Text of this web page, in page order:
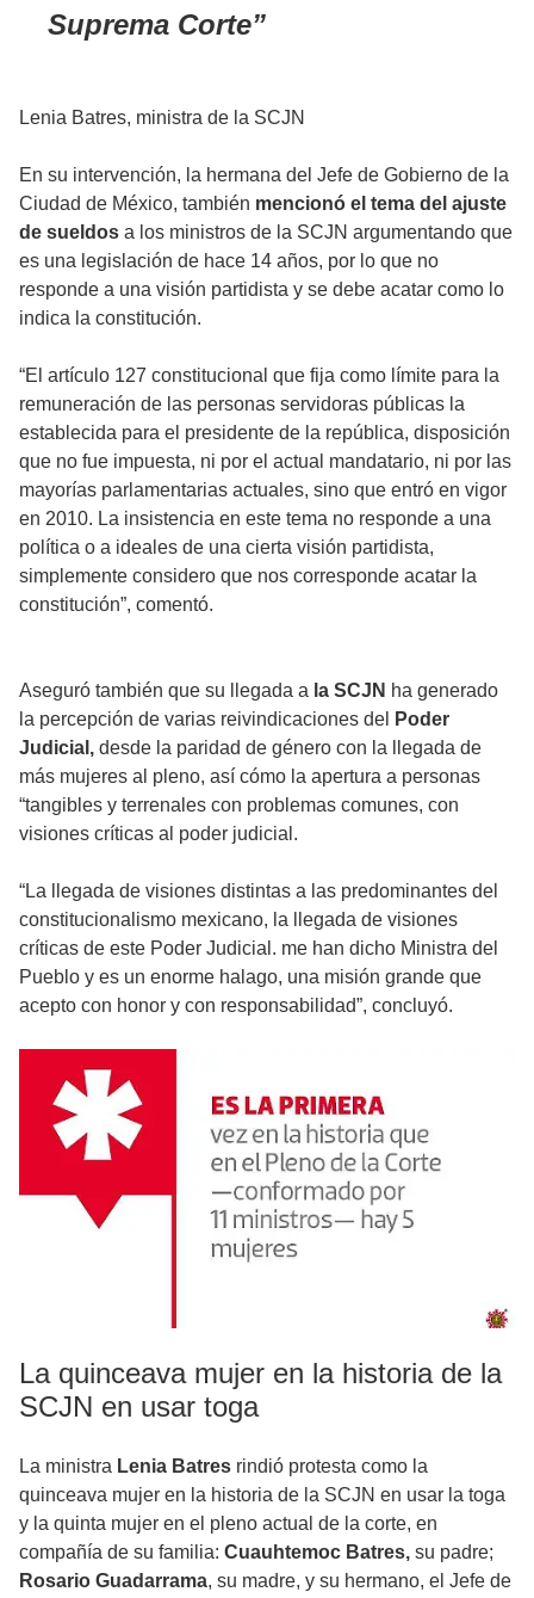
Suprema Corte
Lenia Batres, ministra de la SCJN
En su intervención, la hermana del Jefe de Gobierno de la
Ciudad de México, también mencionó el tema del ajuste
de sueldos a los ministros de la SCJN argumentando que
es una legislación de hace 14 años, por lo que no
responde a una visión partidista y se debe acatar como lo
indica la constitución.
“El artículo 127 constitucional que fija como límite para la
remuneración de las personas servidoras públicas la
establecida para el presidente de la república, disposición
que no fue impuesta, ni por el actual mandatario, ni por las
mayorías parlamentarias actuales, sino que entró en vigor
en 2010. La insistencia en este tema no responde a una
política o a ideales de una cierta visión partidista,
simplemente considero que nos corresponde acatar la
constitución”, comentó.
Aseguró también que su llegada a la SCJN ha generado
la percepción de varias reivindicaciones del
Poder
Judicial, desde la paridad de género con la llegada de
más mujeres al pleno, así cómo la apertura a personas
“tangibles y terrenales con problemas comunes, con
visiones críticas al poder judicial.
“La llegada de visiones distintas a las predominantes del
constitucionalismo mexicano, la llegada de visiones
críticas de este Poder Judicial. me han dicho Ministra del
Pueblo y es un enorme halago, una misión grande que
acepto con honor y con responsabilidad”, concluyó.
La quinceava mujer en la historia de la
SCJN en usar toga
La ministra Lenia Batres rindió protesta como la
quinceava mujer en la historia de la SCJN en usar la toga
y la quinta mujer en el pleno actual de la corte, en
compañía de su familia: Cuauhtemoc Batres, su padre;
Rosario Guadarrama, su madre, y su hermano, el Jefe de